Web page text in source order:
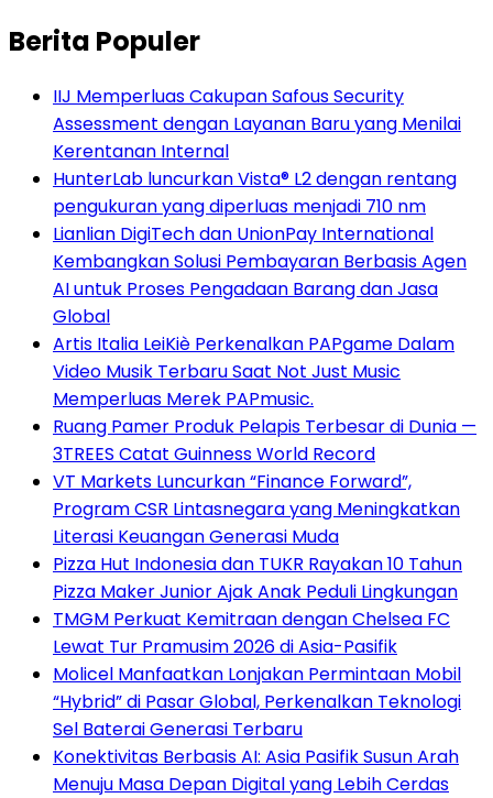
Berita Populer
IIJ Memperluas Cakupan Safous Security
Assessment dengan Layanan Baru yang Menilai
Kerentanan Internal
HunterLab luncurkan Vista® L2 dengan rentang
pengukuran yang diperluas menjadi 710 nm
Lianlian DigiTech dan UnionPay International
Kembangkan Solusi Pembayaran Berbasis Agen
AI untuk Proses Pengadaan Barang dan Jasa
Global
Artis Italia LeiKiè Perkenalkan PAPgame Dalam
Video Musik Terbaru Saat Not Just Music
Memperluas Merek PAPmusic.
Ruang Pamer Produk Pelapis Terbesar di Dunia —
3TREES Catat Guinness World Record
VT Markets Luncurkan “Finance Forward”,
Program CSR Lintasnegara yang Meningkatkan
Literasi Keuangan Generasi Muda
Pizza Hut Indonesia dan TUKR Rayakan 10 Tahun
Pizza Maker Junior Ajak Anak Peduli Lingkungan
TMGM Perkuat Kemitraan dengan Chelsea FC
Lewat Tur Pramusim 2026 di Asia-Pasifik
Molicel Manfaatkan Lonjakan Permintaan Mobil
“Hybrid” di Pasar Global, Perkenalkan Teknologi
Sel Baterai Generasi Terbaru
Konektivitas Berbasis AI: Asia Pasifik Susun Arah
Menuju Masa Depan Digital yang Lebih Cerdas